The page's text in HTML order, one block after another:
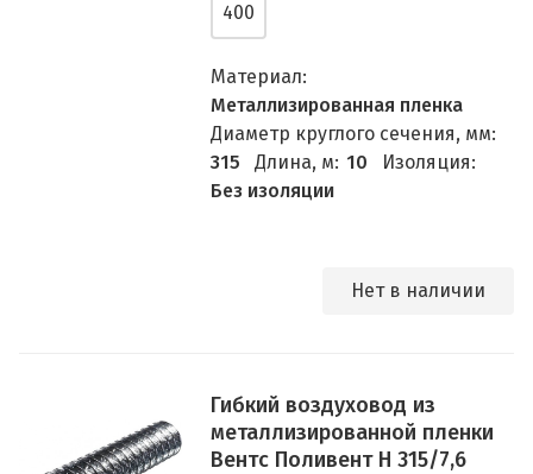
400
Материал:
Металлизированная пленка
Диаметр круглого сечения, мм:
315
Длина, м: 10
Изоляция:
Без изоляции
Нет в наличии
Гибкий воздуховод из
металлизированной пленки
Вентс Поливент Н 315/7,6